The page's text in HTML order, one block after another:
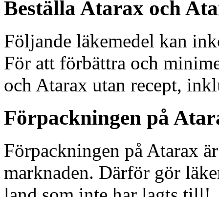
Beställa Atarax och
Följande läkemedel kan
För att förbättra och
och Atarax utan recept,
Förpackningen på
Förpackningen på Atarax
marknaden. Därför gör